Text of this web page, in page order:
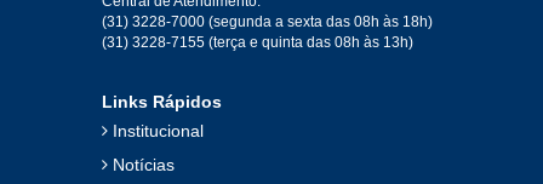
(31) 3228-7000 (segunda a sexta das 08h às 18h)
(31) 3228-7155 (terça e quinta das 08h às 13h)
Links Rápidos
Institucional
Notícias